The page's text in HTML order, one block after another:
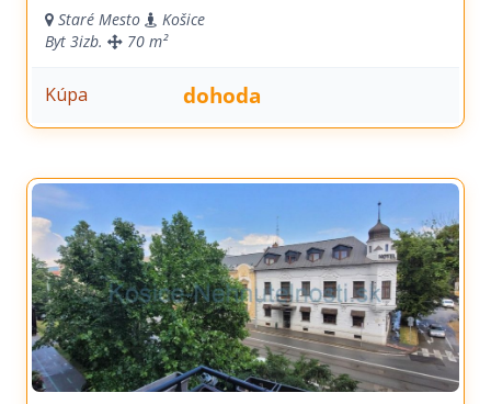
Staré Mesto
Košice
Byt 3izb. 70 m²
Kúpa dohoda